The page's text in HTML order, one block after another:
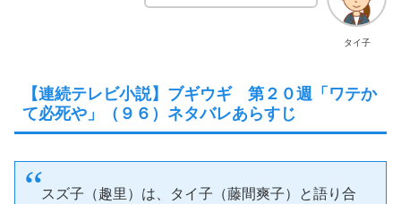
タイ子
【連続テレビ小説】ブギウギ 第２０週「ワテか
て必死や」（９６）ネタバレあらすじ
スズ子（趣里）は、タイ子（藤間爽子）と語り合